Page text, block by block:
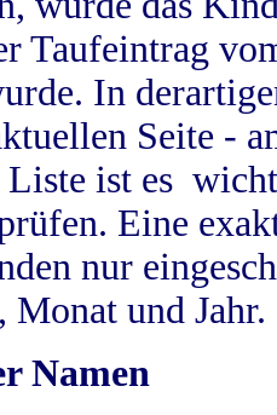
Taufeintrag
In
Seite -
Liste ist es
Eine
nur
Monat und Jahr.
Namen